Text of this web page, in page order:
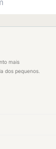
mais
dos pequenos.